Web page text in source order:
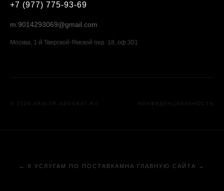
+7 (977) 775-93-69
m.9014293069@gmail.com
Москва, 1-й Тверской-Ямской пер. 18, оф.301
© 2026 ARBITR-ADVOKAT.RU КОНФИДЕНЦИАЛЬНОСТЬ
← К УСЛУГАМ ПО ПОСТАВКАМ НА ГЛАВНУЮ САЙТА →